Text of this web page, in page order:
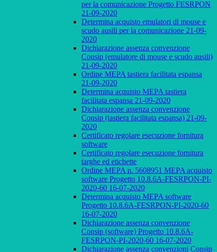
per la comunicazione Progetto FESRPON
21-09-2020
Determina acquisto emulatori di mouse e
scudo ausili per la comunicazione 21-09-
2020
Dichiarazione assenza convenzione
Consip (emulatore di mouse e scudo ausili)
21-09-2020
Ordine MEPA tastiera facilitata espansa
21-09-2020
Determina acquisto MEPA tastiera
facilitata espansa 21-09-2020
Dichiarazione assenza convenzione
Consip (tastiera facilitata espansa) 21-09-
2020
Certificato regolare esecuzione fornitura
software
Certificato regolare esecuzione fornitura
targhe ed etichette
Ordine MEPA n. 5608951 MEPA acquisto
software Progetto 10.8.6A-FESRPON-PI-
2020-60 16-07-2020
Determina acquisto MEPA software
Progetto 10.8.6A-FESRPON-PI-2020-60
16-07-2020
Dichiarazione assenza convenzione
Consip (software) Progetto 10.8.6A-
FESRPON-PI-2020-60 16-07-2020
Dichiarazione assenza convenzioni Consip